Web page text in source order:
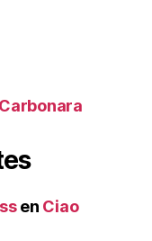
en Ciao